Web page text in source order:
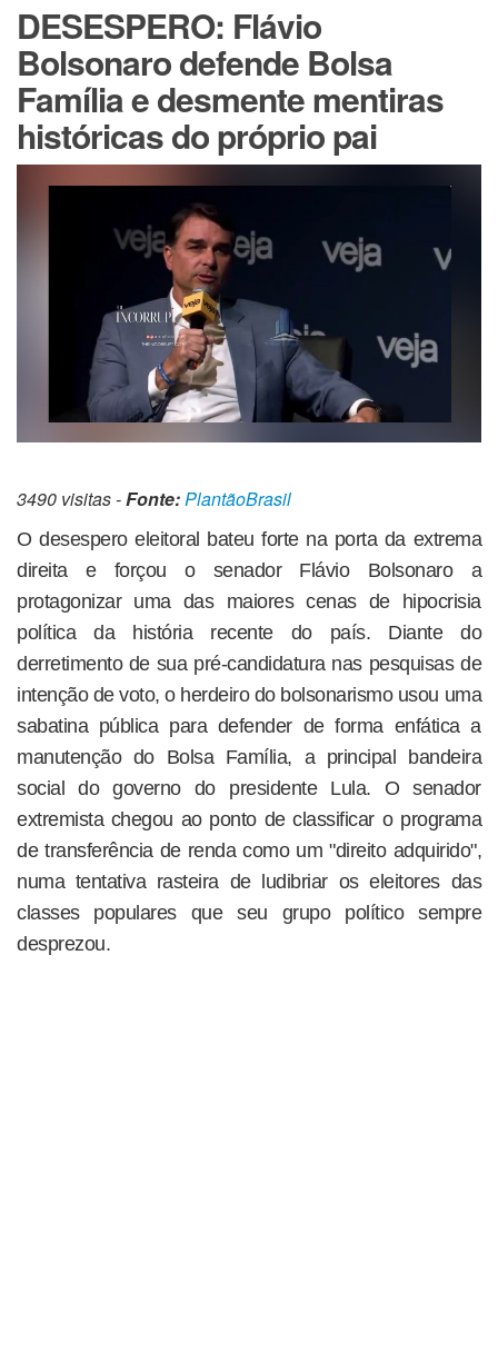
DESESPERO: Flávio
Bolsonaro defende Bolsa
Família e desmente mentiras
históricas do próprio pai
3490 visitas -Fonte:PlantãoBrasil
O desespero eleitoral bateu forte na porta da extrema
direita e forçou o senador Flávio Bolsonaro a
protagonizar uma das maiores cenas de hipocrisia
política da história recente do país. Diante do
derretimento de sua pré-candidatura nas pesquisas de
intenção de voto, o herdeiro do bolsonarismo usou uma
sabatina pública para defender de forma enfática a
manutenção do Bolsa Família, a principal bandeira
social do governo do presidente Lula. O senador
extremista chegou ao ponto de classificar o programa
de transferência de renda como um "direito adquirido",
numa tentativa rasteira de ludibriar os eleitores das
classes populares que seu grupo político sempre
desprezou.